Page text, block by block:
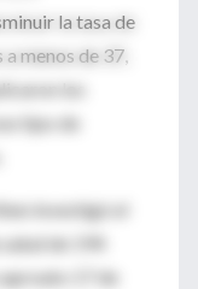
la tasa de
menos de 37,
los
tipo de
investigó el
de 194
17 de